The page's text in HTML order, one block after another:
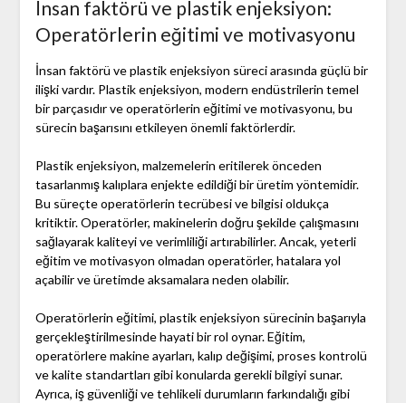
İnsan faktörü ve plastik enjeksiyon:
Operatörlerin eğitimi ve motivasyonu
İnsan faktörü ve plastik enjeksiyon süreci arasında güçlü bir
ilişki vardır. Plastik enjeksiyon, modern endüstrilerin temel
bir parçasıdır ve operatörlerin eğitimi ve motivasyonu, bu
sürecin başarısını etkileyen önemli faktörlerdir.
Plastik enjeksiyon, malzemelerin eritilerek önceden
tasarlanmış kalıplara enjekte edildiği bir üretim yöntemidir.
Bu süreçte operatörlerin tecrübesi ve bilgisi oldukça
kritiktir. Operatörler, makinelerin doğru şekilde çalışmasını
sağlayarak kaliteyi ve verimliliği artırabilirler. Ancak, yeterli
eğitim ve motivasyon olmadan operatörler, hatalara yol
açabilir ve üretimde aksamalara neden olabilir.
Operatörlerin eğitimi, plastik enjeksiyon sürecinin başarıyla
gerçekleştirilmesinde hayati bir rol oynar. Eğitim,
operatörlere makine ayarları, kalıp değişimi, proses kontrolü
ve kalite standartları gibi konularda gerekli bilgiyi sunar.
Ayrıca, iş güvenliği ve tehlikeli durumların farkındalığı gibi